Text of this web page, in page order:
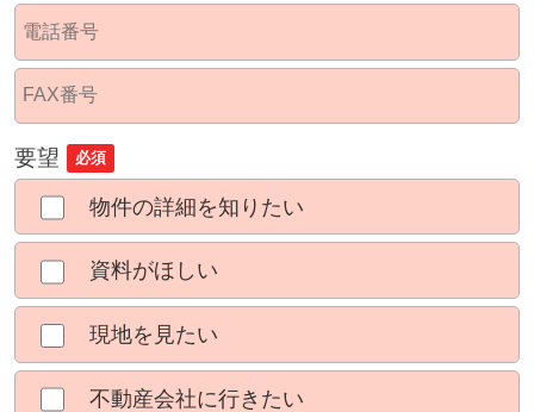
要望 必須
物件の詳細を知りたい
資料がほしい
現地を見たい
不動産会社に行きたい